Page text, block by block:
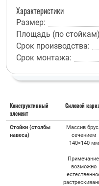
Характеристики
Размер:
Площадь (по
Срок производства:
Срок монтажа:
Конструктивный
элемент
Силовой
Стойки (столбы
навеса)
Массив
сечением
140×140 мм
возможно